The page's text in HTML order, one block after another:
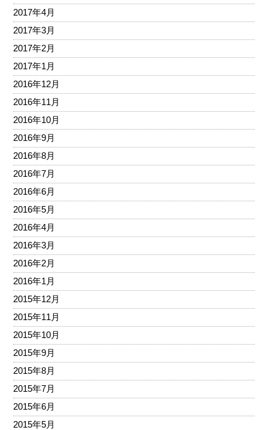
2017年4月
2017年3月
2017年2月
2017年1月
2016年12月
2016年11月
2016年10月
2016年9月
2016年8月
2016年7月
2016年6月
2016年5月
2016年4月
2016年3月
2016年2月
2016年1月
2015年12月
2015年11月
2015年10月
2015年9月
2015年8月
2015年7月
2015年6月
2015年5月